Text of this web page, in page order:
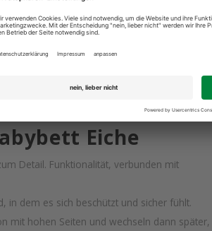
Wir sind für Sie da: +49 2603 9365400
Eiche
Detail. Funktionalität, verbunden mit
in dem es sich beschützt und sicher fühlt.
mit hohen Seiten und wechseln dann später,